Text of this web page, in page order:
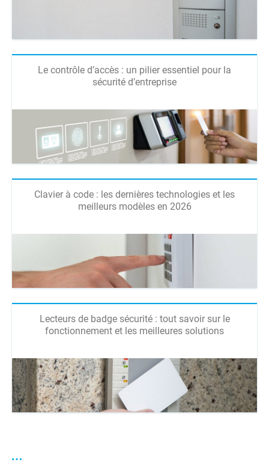
Le contrôle d’accès : un pilier essentiel pour la
sécurité d’entreprise
Clavier à code : les dernières technologies et les
meilleurs modèles en 2026
Lecteurs de badge sécurité : tout savoir sur le
fonctionnement et les meilleures solutions